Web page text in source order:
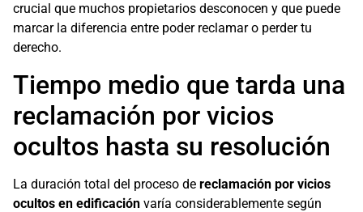
crucial que muchos propietarios desconocen y que puede
marcar la diferencia entre poder reclamar o perder tu
derecho.
Tiempo medio que tarda una
reclamación por vicios
ocultos hasta su resolución
La duración total del proceso de reclamación por vicios
ocultos en edificación varía considerablemente según